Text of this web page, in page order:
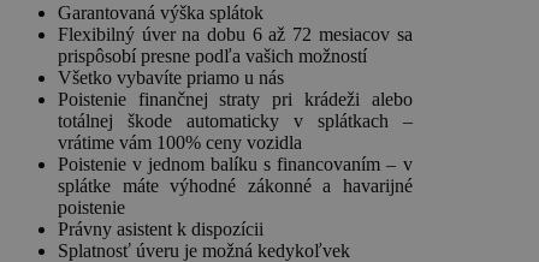
Garantovaná výška splátok
Flexibilný úver na dobu 6 až 72 mesiacov sa
prispôsobí presne podľa vašich možností
Všetko vybavíte priamo u nás
Poistenie finančnej straty pri krádeži alebo
totálnej škode automaticky v splátkach –
vrátime vám 100% ceny vozidla
Poistenie v jednom balíku s financovaním – v
splátke máte výhodné zákonné a havarijné
poistenie
Právny asistent k dispozícii
Splatnosť úveru je možná kedykoľvek